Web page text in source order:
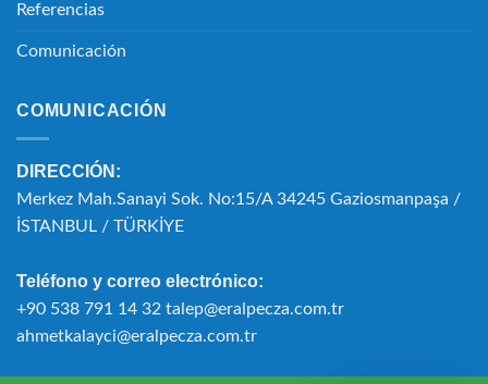
Referencias
Comunicación
COMUNICACIÓN
DIRECCIÓN:
Merkez Mah.Sanayi Sok. No:15/A 34245 Gaziosmanpaşa /
İSTANBUL / TÜRKİYE
Teléfono y correo electrónico:
+90 538 791 14 32 talep@eralpecza.com.tr
ahmetkalayci@eralpecza.com.tr